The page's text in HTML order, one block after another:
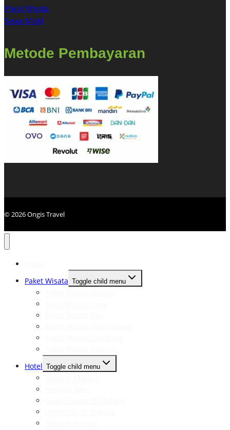
Paket Wisata
Sewa Mobil
Metode Pembayaran
© 2026 Ongis Travel
Paket Wisata Toggle child menu
Hotel Toggle child menu